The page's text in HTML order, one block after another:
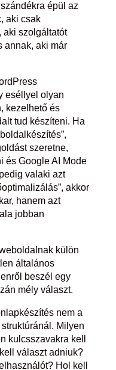
épül az
aki csak
aki szolgáltatót
annak, aki már
eséllyel olyan
kezelhető és
tud készíteni. Ha
szeretne,
és Google AI Mode
valaki azt
akkor
hanem azt
jobban
külön
általános
beszél egy
mély választ.
nem a
Milyen
kulcsszavakra kell
választ adniuk?
Hol kell